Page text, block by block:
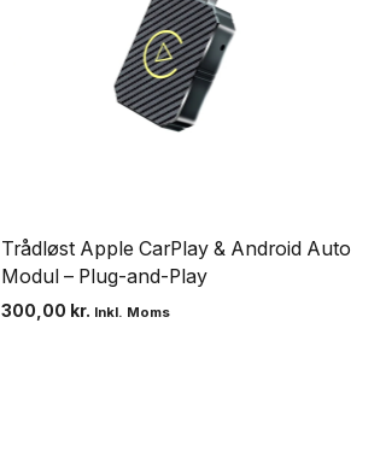
Trådløst Apple CarPlay & Android Auto
Modul – Plug-and-Play
300,00 kr. Inkl. Moms